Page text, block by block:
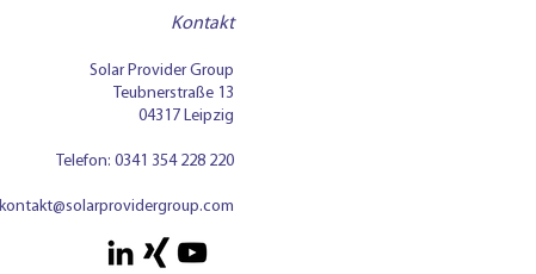
Kontakt
Solar Provider Group
Teubnerstraße 13
04317 Leipzig
Telefon: 0341 354 228 220
kontakt@solarprovidergroup.com